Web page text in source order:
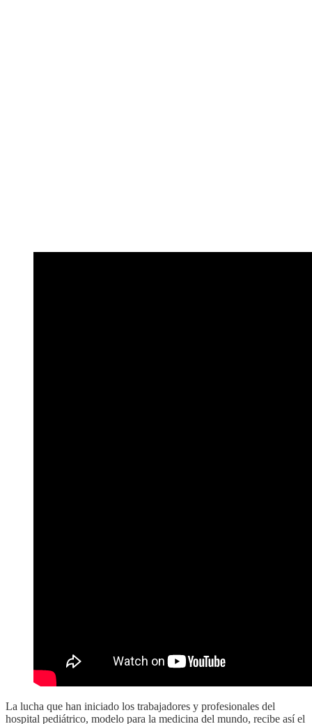
La lucha que han iniciado los trabajadores y profesionales del
hospital pediátrico, modelo para la medicina del mundo, recibe así el